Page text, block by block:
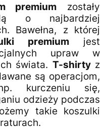
premium zostały
o najbardziej
Bawełna, z której
premium jest
upraw w
świata. T-shirtyz
są operacjom,
kurczeniu się,
odzieży podczas
takie koszulki